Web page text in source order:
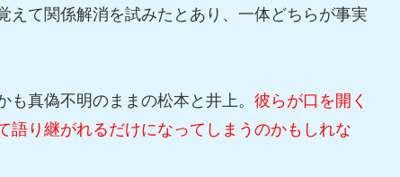
えて関係解消を試みたとあり、一体どちらが事実
も真偽不明のままの松本と井上。彼らが口を開く
語り継がれるだけになってしまうのかもしれな